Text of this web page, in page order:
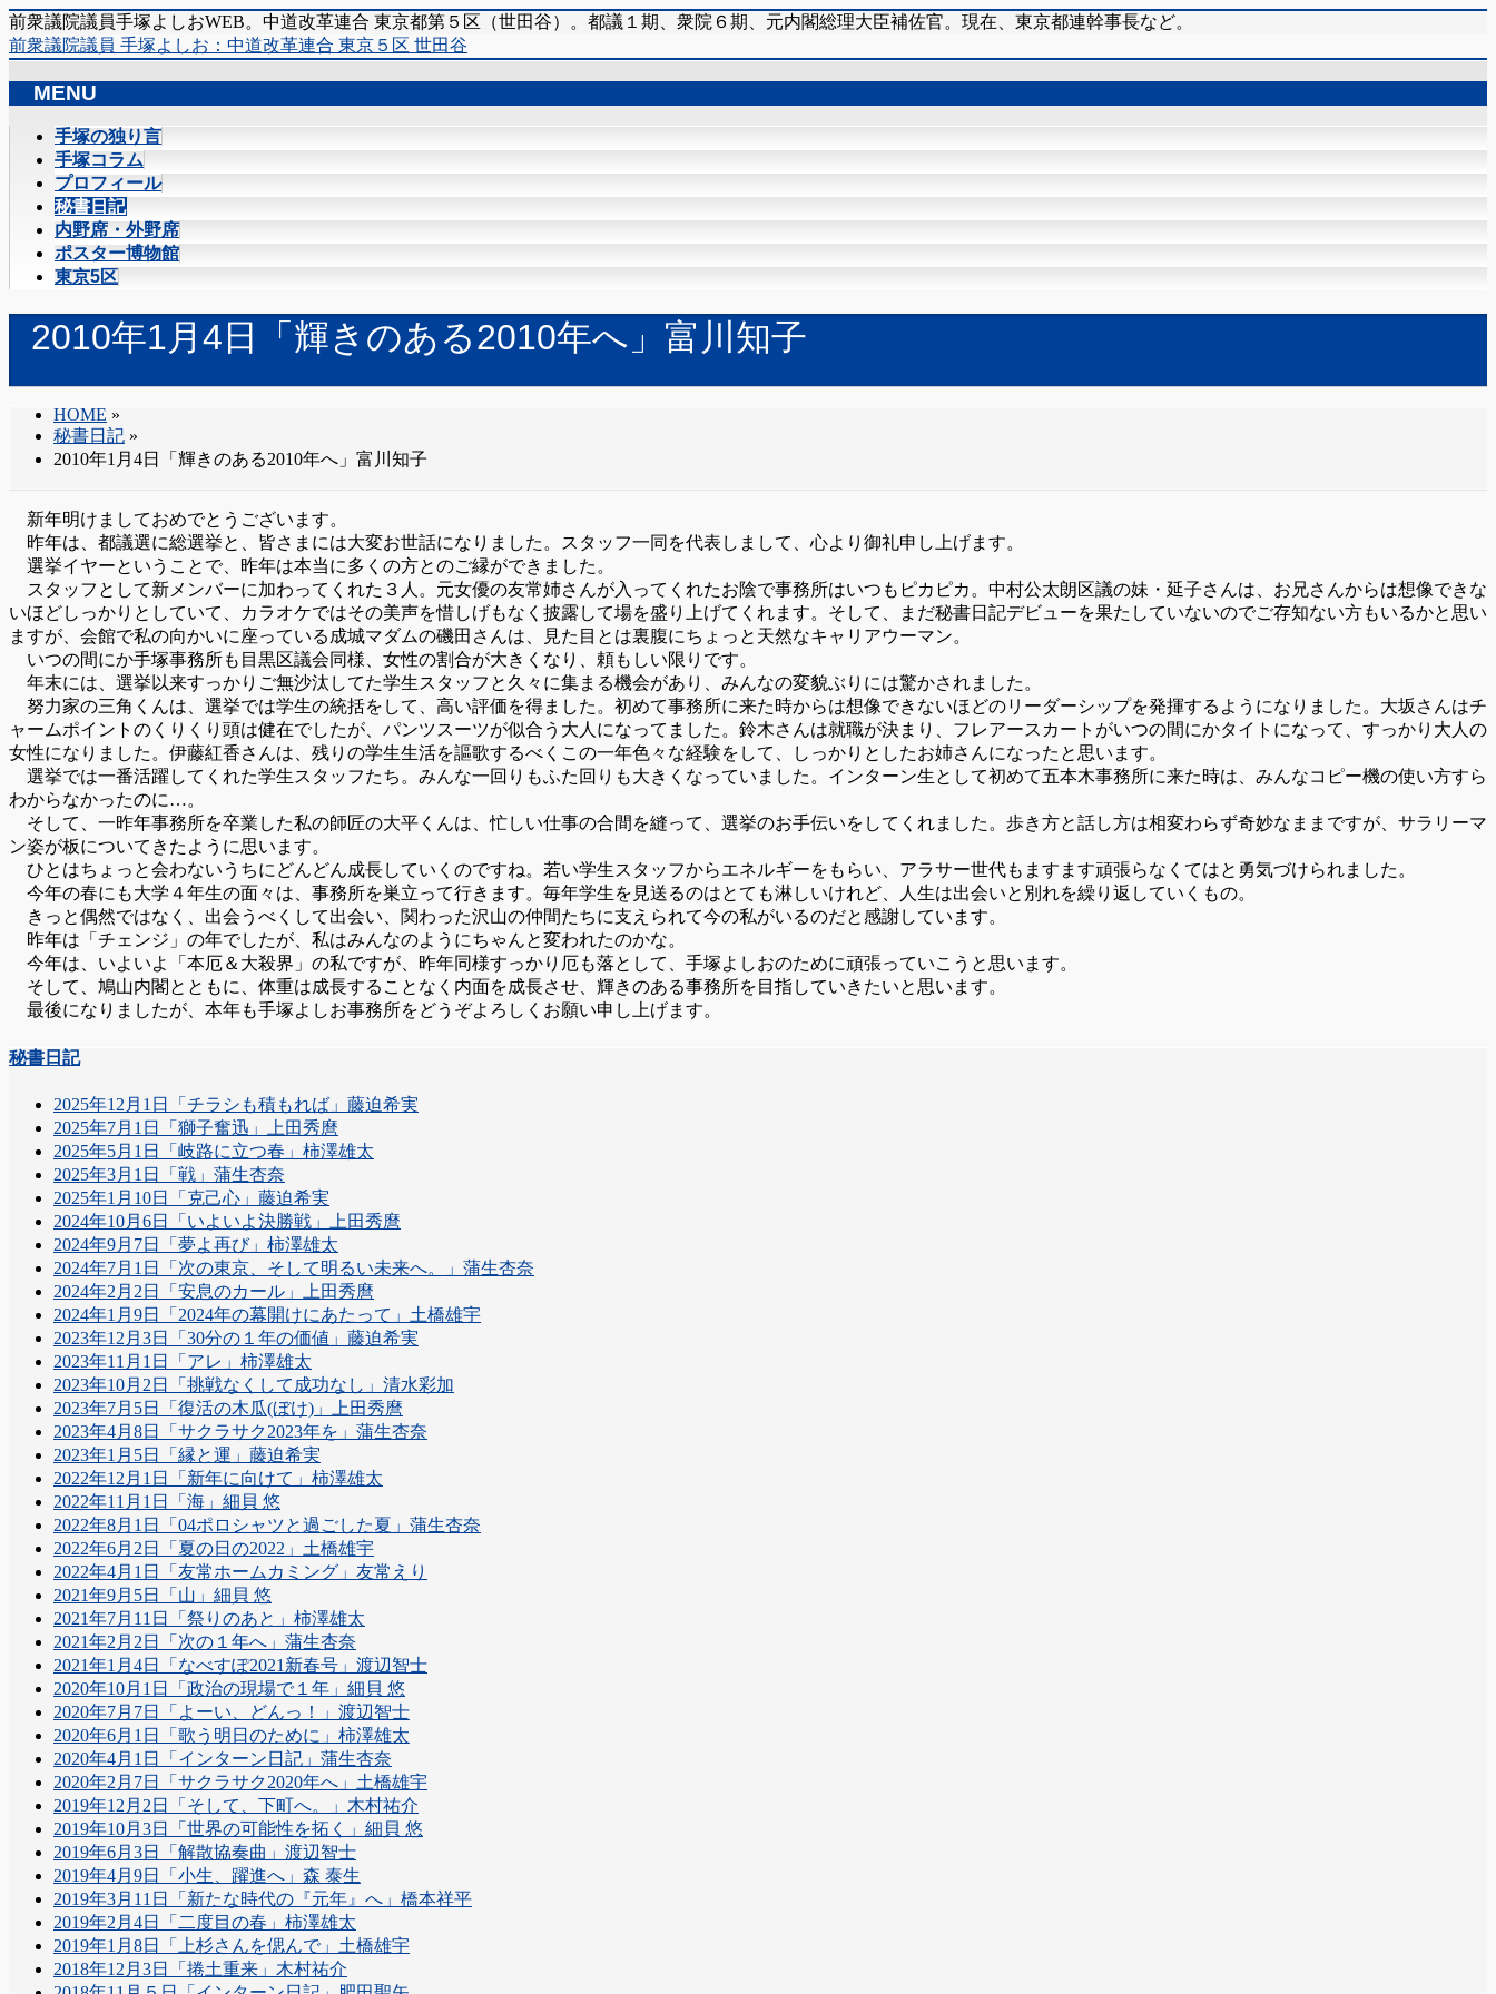
前衆議院議員手塚よしおWEB。中道改革連合 東京都第５区（世田谷）。都議１期、衆院６期、元内閣総理大臣補佐官。現在、東京都連幹事長など。
前衆議院議員 手塚よしお：中道改革連合 東京５区 世田谷
MENU
手塚の独り言
手塚コラム
プロフィール
秘書日記
内野席・外野席
ポスター博物館
東京5区
2010年1月4日「輝きのある2010年へ」富川知子
HOME »
秘書日記 »
2010年1月4日「輝きのある2010年へ」富川知子
新年明けましておめでとうございます。
昨年は、都議選に総選挙と、皆さまには大変お世話になりました。スタッフ一同を代表しまして、心より御礼申し上げます。
選挙イヤーということで、昨年は本当に多くの方とのご縁ができました。
スタッフとして新メンバーに加わってくれた３人。元女優の友常姉さんが入ってくれたお陰で事務所はいつもピカピカ。中村公太朗区議の妹・延子さんは、お兄さんからは想像できな
いほどしっかりとしていて、カラオケではその美声を惜しげもなく披露して場を盛り上げてくれます。そして、まだ秘書日記デビューを果たしていないのでご存知ない方もいるかと思い
ますが、会館で私の向かいに座っている成城マダムの磯田さんは、見た目とは裏腹にちょっと天然なキャリアウーマン。
いつの間にか手塚事務所も目黒区議会同様、女性の割合が大きくなり、頼もしい限りです。
年末には、選挙以来すっかりご無沙汰してた学生スタッフと久々に集まる機会があり、みんなの変貌ぶりには驚かされました。
努力家の三角くんは、選挙では学生の統括をして、高い評価を得ました。初めて事務所に来た時からは想像できないほどのリーダーシップを発揮するようになりました。大坂さんはチ
ャームポイントのくりくり頭は健在でしたが、パンツスーツが似合う大人になってました。鈴木さんは就職が決まり、フレアースカートがいつの間にかタイトになって、すっかり大人の
女性になりました。伊藤紅香さんは、残りの学生生活を謳歌するべくこの一年色々な経験をして、しっかりとしたお姉さんになったと思います。
選挙では一番活躍してくれた学生スタッフたち。みんな一回りもふた回りも大きくなっていました。インターン生として初めて五本木事務所に来た時は、みんなコピー機の使い方すら
わからなかったのに…。
そして、一昨年事務所を卒業した私の師匠の大平くんは、忙しい仕事の合間を縫って、選挙のお手伝いをしてくれました。歩き方と話し方は相変わらず奇妙なままですが、サラリーマ
ン姿が板についてきたように思います。
ひとはちょっと会わないうちにどんどん成長していくのですね。若い学生スタッフからエネルギーをもらい、アラサー世代もますます頑張らなくてはと勇気づけられました。
今年の春にも大学４年生の面々は、事務所を巣立って行きます。毎年学生を見送るのはとても淋しいけれど、人生は出会いと別れを繰り返していくもの。
きっと偶然ではなく、出会うべくして出会い、関わった沢山の仲間たちに支えられて今の私がいるのだと感謝しています。
昨年は「チェンジ」の年でしたが、私はみんなのようにちゃんと変われたのかな。
今年は、いよいよ「本厄＆大殺界」の私ですが、昨年同様すっかり厄も落として、手塚よしおのために頑張っていこうと思います。
そして、鳩山内閣とともに、体重は成長することなく内面を成長させ、輝きのある事務所を目指していきたいと思います。
最後になりましたが、本年も手塚よしお事務所をどうぞよろしくお願い申し上げます。
秘書日記
2025年12月1日「チラシも積もれば」藤迫希実
2025年7月1日「獅子奮迅」上田秀麿
2025年5月1日「岐路に立つ春」柿澤雄太
2025年3月1日「戦」蒲生杏奈
2025年1月10日「克己心」藤迫希実
2024年10月6日「いよいよ決勝戦」上田秀麿
2024年9月7日「夢よ再び」柿澤雄太
2024年7月1日「次の東京、そして明るい未来へ。」蒲生杏奈
2024年2月2日「安息のカール」上田秀麿
2024年1月9日「2024年の幕開けにあたって」土橋雄宇
2023年12月3日「30分の１年の価値」藤迫希実
2023年11月1日「アレ」柿澤雄太
2023年10月2日「挑戦なくして成功なし」清水彩加
2023年7月5日「復活の木瓜(ぼけ)」上田秀麿
2023年4月8日「サクラサク2023年を」蒲生杏奈
2023年1月5日「縁と運」藤迫希実
2022年12月1日「新年に向けて」柿澤雄太
2022年11月1日「海」細貝 悠
2022年8月1日「04ポロシャツと過ごした夏」蒲生杏奈
2022年6月2日「夏の日の2022」土橋雄宇
2022年4月1日「友常ホームカミング」友常えり
2021年9月5日「山」細貝 悠
2021年7月11日「祭りのあと」柿澤雄太
2021年2月2日「次の１年へ」蒲生杏奈
2021年1月4日「なべすぽ2021新春号」渡辺智士
2020年10月1日「政治の現場で１年」細貝 悠
2020年7月7日「よーい、どんっ！」渡辺智士
2020年6月1日「歌う明日のために」柿澤雄太
2020年4月1日「インターン日記」蒲生杏奈
2020年2月7日「サクラサク2020年へ」土橋雄宇
2019年12月2日「そして、下町へ。」木村祐介
2019年10月3日「世界の可能性を拓く」細貝 悠
2019年6月3日「解散協奏曲」渡辺智士
2019年4月9日「小生、躍進へ」森 泰生
2019年3月11日「新たな時代の『元年』へ」橋本祥平
2019年2月4日「二度目の春」柿澤雄太
2019年1月8日「上杉さんを偲んで」土橋雄宇
2018年12月3日「捲土重来」木村祐介